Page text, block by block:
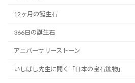
12ヶ月の誕生石
366日の誕生石
アニバーサリーストーン
いしばし先生に聞く「日本の宝石鉱物」